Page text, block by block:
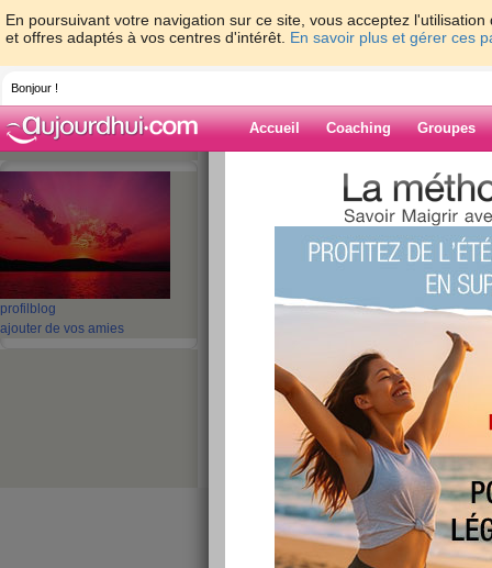
En poursuivant votre navigation sur ce site, vous acceptez
et offres adaptés à vos centres d'intérêt. En savoir plus et gérer ces
Bonjour !
Accueil Coaching Groupes
profil blog
ajouter de vos amies
> emmanuelle85250
Blog de
Bonjour !!!!!!!!!!
Bonjour tout le monde!
A J1 chez aujourdhui.com, mais déjà une
attention et déjà moins 2 kgs!
Et là c'est parti pour faire les courses des
me paraissent pas trop mal!
Et pour commencer aller dans le bourg a pied